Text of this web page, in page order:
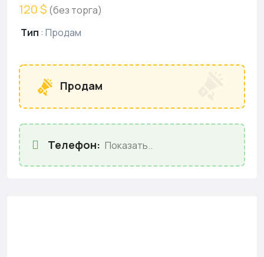
120 $ (без торга)
Тип : Продам
Продам
Телефон: Показать..